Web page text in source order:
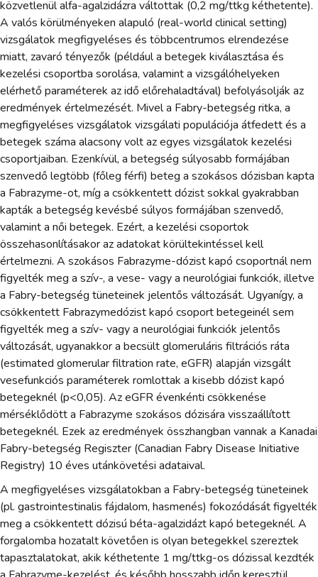
közvetlenül alfa-agalzidázra váltottak (0,2 mg/ttkg kéthetente).
A valós körülményeken alapuló (real-world clinical setting)
vizsgálatok megfigyeléses és többcentrumos elrendezése
miatt, zavaró tényezők (például a betegek kiválasztása és
kezelési csoportba sorolása, valamint a vizsgálóhelyeken
elérhető paraméterek az idő előrehaladtával) befolyásolják az
eredmények értelmezését. Mivel a Fabry-betegség ritka, a
megfigyeléses vizsgálatok vizsgálati populációja átfedett és a
betegek száma alacsony volt az egyes vizsgálatok kezelési
csoportjaiban. Ezenkívül, a betegség súlyosabb formájában
szenvedő legtöbb (főleg férfi) beteg a szokásos dózisban kapta
a Fabrazyme-ot, míg a csökkentett dózist sokkal gyakrabban
kapták a betegség kevésbé súlyos formájában szenvedő,
valamint a női betegek. Ezért, a kezelési csoportok
összehasonlításakor az adatokat körültekintéssel kell
értelmezni. A szokásos Fabrazyme-dózist kapó csoportnál nem
figyelték meg a szív-, a vese- vagy a neurológiai funkciók, illetve
a Fabry-betegség tüneteinek jelentős változását. Ugyanígy, a
csökkentett Fabrazymedózist kapó csoport betegeinél sem
figyelték meg a szív- vagy a neurológiai funkciók jelentős
változását, ugyanakkor a becsült glomeruláris filtrációs ráta
(estimated glomerular filtration rate, eGFR) alapján vizsgált
vesefunkciós paraméterek romlottak a kisebb dózist kapó
betegeknél (p<0,05). Az eGFR évenkénti csökkenése
mérséklődött a Fabrazyme szokásos dózisára visszaállított
betegeknél. Ezek az eredmények összhangban vannak a Kanadai
Fabry-betegség Regiszter (Canadian Fabry Disease Initiative
Registry) 10 éves utánkövetési adataival.
A megfigyeléses vizsgálatokban a Fabry-betegség tüneteinek
(pl. gastrointestinalis fájdalom, hasmenés) fokozódását figyelték
meg a csökkentett dózisú béta-agalzidázt kapó betegeknél. A
forgalomba hozatalt követően is olyan betegekkel szereztek
tapasztalatokat, akik kéthetente 1 mg/ttkg-os dózissal kezdték